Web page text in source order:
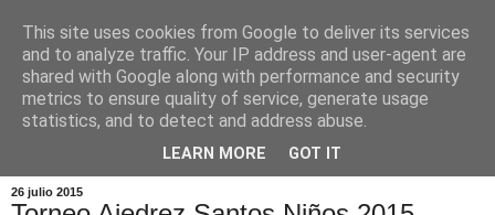
26 julio 2015
This site uses cookies from Google to deliver its services
and to analyze traffic. Your IP address and user-agent are
shared with Google along with performance and security
metrics to ensure quality of service, generate usage
statistics, and to detect and address abuse.
LEARN MORE GOT IT